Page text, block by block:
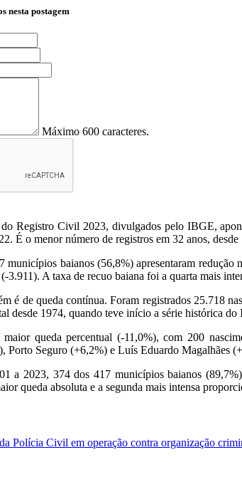
nesta postagem
Máximo 600 caracteres.
do Registro Civil 2023, divulgados pelo IBGE,
É o menor número de registros em 32 anos,
baianos (56,8%) apresentaram redução
3.911). A taxa de recuo baiana foi a quarta mais
é de queda contínua. Foram registrados 25.718
desde 1974, quando teve início a série histórica do
queda percentual (-11,0%), com 200
Porto Seguro (+6,2%) e Luís Eduardo Magalhães
a 2023, 374 dos 417 municípios baianos
queda absoluta e a segunda mais intensa